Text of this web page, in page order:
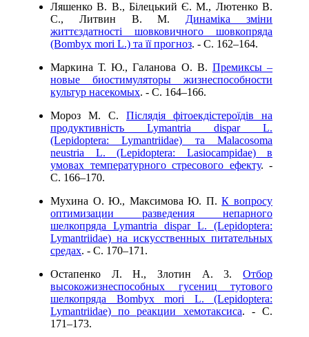
Ляшенко В. В., Білецький Є. М., Лютенко В.
С., Литвин В. М. Динаміка зміни
життєздатності шовковичного шовкопряда
(Bombyx mori L.) та її прогноз. - C. 162–164.
Маркина Т. Ю., Галанова О. В. Премиксы –
новые биостимуляторы жизнеспособности
культур насекомых. - C. 164–166.
Мороз М. С. Післядія фітоекдістероїдів на
продуктивність Lymantria dispar L.
(Lepidoptera: Lymantriidae) та Malacosoma
neustria L. (Lepidoptera: Lasiocampidae) в
умовах температурного стресового ефекту. -
C. 166–170.
Мухина О. Ю., Максимова Ю. П.К вопросу
оптимизации разведения непарного
шелкопряда Lymantria dispar L. (Lepidoptera:
Lymantriidae) на искусственных питательных
средах. - C. 170–171.
Остапенко Л. Н., Злотин А. 3. Отбор
высокожизнеспособных гусениц тутового
шелкопряда Bombyx mori L. (Lepidoptera:
Lymantriidae) по реакции хемотаксиса. - C.
171–173.